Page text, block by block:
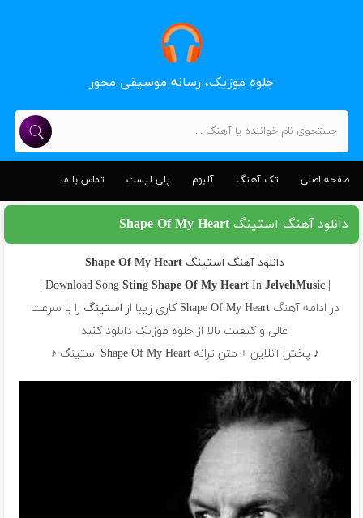
جلوه موزیک، رسانه موسیقی محور
صفحه اصلی تک آهنگ آلبوم پلی لیست تماس با ما
دانلود آهنگ استینگ Shape Of My Heart
دانلود آهنگ استینگ Shape Of My Heart
| Download Song
Sting Shape Of My HeartIn JelvehMusic |
در ادامه آهنگ Shape Of My Heart کاری زیبا از
استینگ را با سرعت
عالی و کیفیت بالا از جلوه موزیک دانلود کنید
♪ پخش آنلاین + متن ترانه Shape Of My Heart استینگ ♪